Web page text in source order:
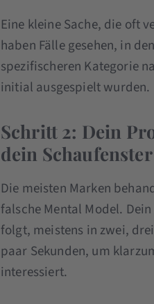
Eine kleine Sache, die oft
haben Fälle gesehen, in
spezifischeren Kategorie
initial ausgespielt wurden.
Schritt 2: Dein
dein Schaufenster
Die meisten Marken
falsche Mental Model.
folgt, meistens in zwei,
paar Sekunden, um
interessiert.